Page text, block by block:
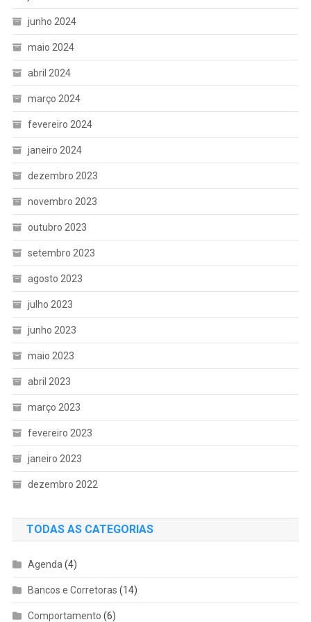
junho 2024
maio 2024
abril 2024
março 2024
fevereiro 2024
janeiro 2024
dezembro 2023
novembro 2023
outubro 2023
setembro 2023
agosto 2023
julho 2023
junho 2023
maio 2023
abril 2023
março 2023
fevereiro 2023
janeiro 2023
dezembro 2022
TODAS AS CATEGORIAS
Agenda (4)
Bancos e Corretoras (14)
Comportamento (6)